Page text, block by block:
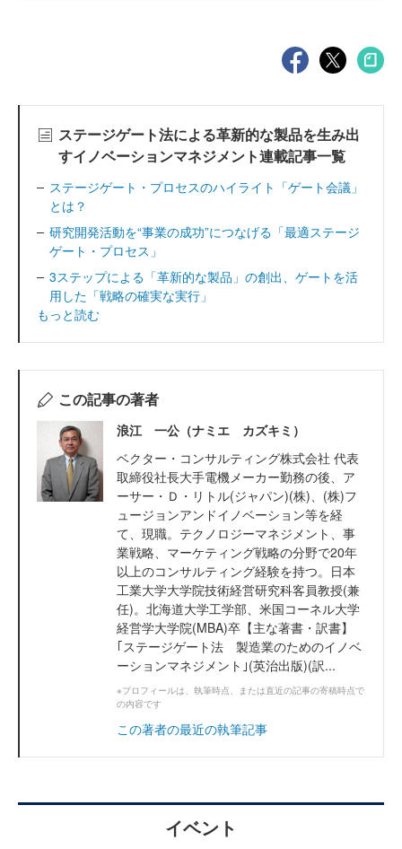
ステージゲート法による革新的な製品を生み出
すイノベーションマネジメント連載記事一覧
ステージゲート・プロセスのハイライト「ゲート会議」
とは？
研究開発活動を“事業の成功”につなげる「最適ステージ
ゲート・プロセス」
3ステップによる「革新的な製品」の創出、ゲートを活
用した「戦略の確実な実行」
もっと読む
この記事の著者
浪江 一公（ナミエ カズキミ）
ベクター・コンサルティング株式会社 代表
取締役社長大手電機メーカー勤務の後、ア
ーサー・Ｄ・リトル(ジャパン)(株)、(株)フ
ュージョンアンドイノベーション等を経
て、現職。テクノロジーマネジメント、事
業戦略、マーケティング戦略の分野で20年
以上のコンサルティング経験を持つ。日本
工業大学大学院技術経営研究科客員教授(兼
任)。北海道大学工学部、米国コーネル大学
経営学大学院(MBA)卒【主な著書・訳書】
｢ステージゲート法 製造業のためのイノベ
ーションマネジメント｣(英治出版)(訳...
※プロフィールは、執筆時点、または直近の記事の寄稿時点で
の内容です
この著者の最近の執筆記事
イベント